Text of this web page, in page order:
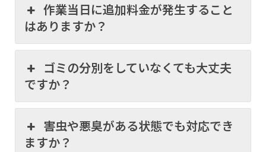
作業当日に追加料金が発生すること
はありますか？
ゴミの分別をしていなくても大丈夫
ですか？
害虫や悪臭がある状態でも対応でき
ますか？